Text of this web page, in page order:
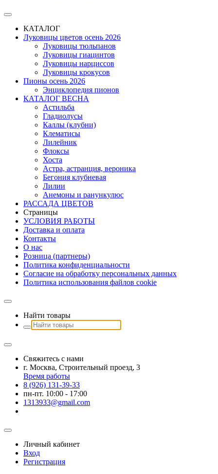
КАТАЛОГ
Луковицы цветов осень 2026
Луковицы тюльпанов
Луковицы гиацинтов
Луковицы нарциссов
Луковицы крокусов
Пионы осень 2026
Энциклопедия пионов
КАТАЛОГ ВЕСНА
Астильба
Гладиолусы
Каллы (клубни)
Клематисы
Лилейник
Флоксы
Хоста
Астра, астранция, вероника
Бегония клубневая
Лилии
Анемоны и ранункулюс
РАССАДА ЦВЕТОВ
Страницы
УСЛОВИЯ РАБОТЫ
Доставка и оплата
Контакты
О наc
Розница (партнеры)
Политика конфиденциальности
Согласие на обработку персональных данных
Политика использования файлов сookie
Найти товары
Свяжитесь с нами
г. Москва, Строительный проезд, 3
Время работы
8 (926) 131-39-33
пн-пт. 10:00 - 17:00
1313933@gmail.com
Личный кабинет
Вход
Регистрация